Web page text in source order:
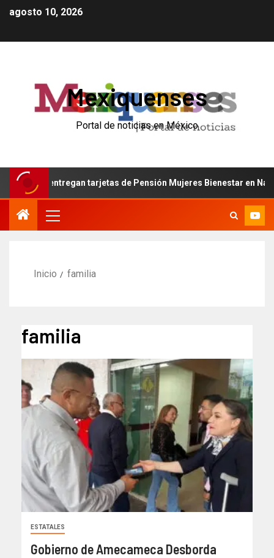
agosto 10, 2026
Mexiquenses
Portal de noticias en México
entregan tarjetas de Pensión Mujeres Bienestar en
Inicio familia
familia
ESTATALES
Gobierno de Amecameca Desborda